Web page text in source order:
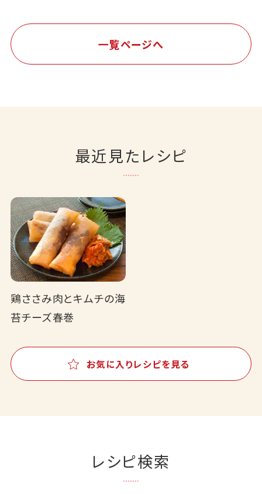
一覧ページへ
最近見たレシピ
鶏ささみ肉とキムチの海
苔チーズ春巻
お気に入りレシピを見る
レシピ検索